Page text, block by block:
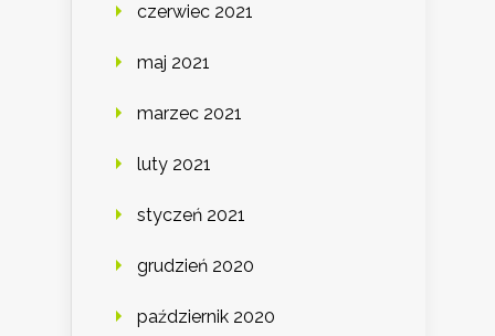
czerwiec 2021
maj 2021
marzec 2021
luty 2021
styczeń 2021
grudzień 2020
październik 2020